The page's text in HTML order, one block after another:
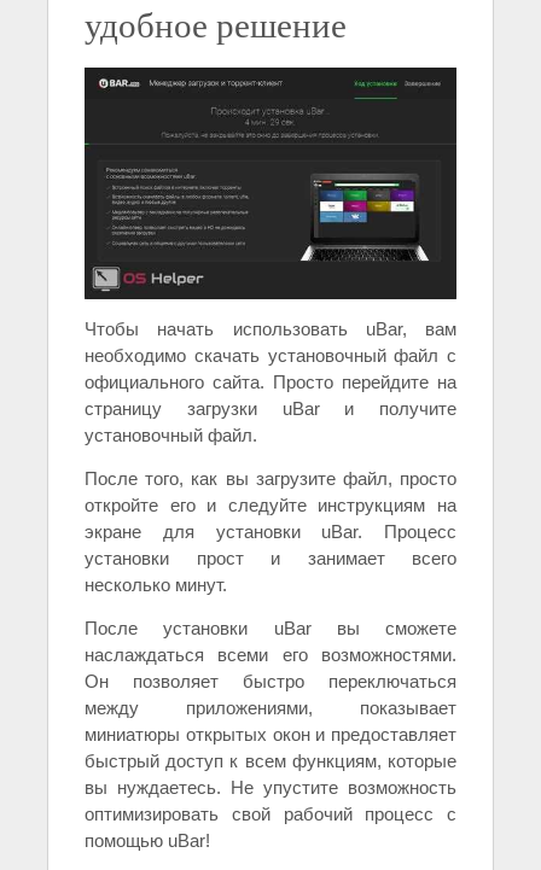
удобное решение
Чтобы начать использовать uBar, вам
необходимо скачать установочный файл с
официального сайта. Просто перейдите на
страницу загрузки uBar и получите
установочный файл.
После того, как вы загрузите файл, просто
откройте его и следуйте инструкциям на
экране для установки uBar. Процесс
установки прост и занимает всего
несколько минут.
После установки uBar вы сможете
наслаждаться всеми его возможностями.
Он позволяет быстро переключаться
между приложениями, показывает
миниатюры открытых окон и предоставляет
быстрый доступ к всем функциям, которые
вы нуждаетесь. Не упустите возможность
оптимизировать свой рабочий процесс с
помощью uBar!